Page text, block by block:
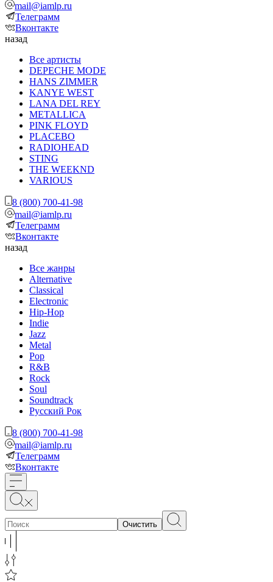
mail@iamlp.ru
Телеграмм
Вконтакте
назад
Все артисты
DEPECHE MODE
HANS ZIMMER
KANYE WEST
LANA DEL REY
METALLICA
PINK FLOYD
PLACEBO
RADIOHEAD
STING
THE WEEKND
VARIOUS
8 (800) 700-41-98
mail@iamlp.ru
Телеграмм
Вконтакте
назад
Все жанры
Alternative
Classical
Electronic
Hip-Hop
Indie
Jazz
Metal
Pop
R&B
Rock
Soul
Soundtrack
Русский Рок
8 (800) 700-41-98
mail@iamlp.ru
Телеграмм
Вконтакте
Очистить